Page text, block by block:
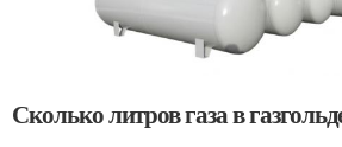
Сколько литров газа в